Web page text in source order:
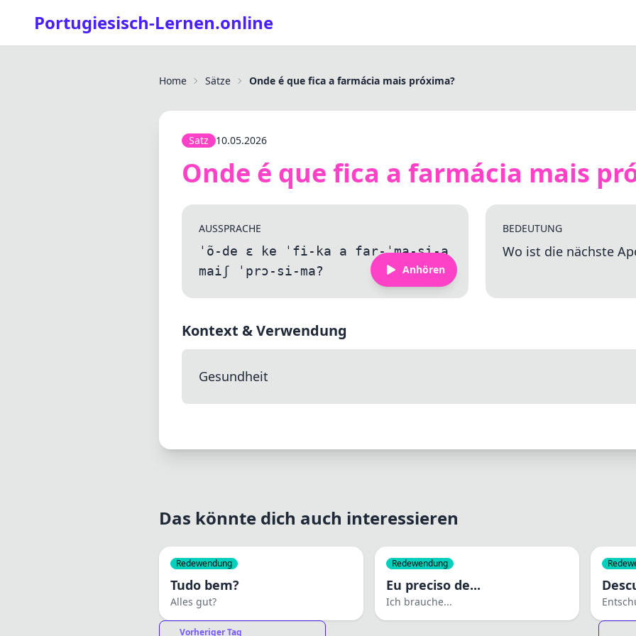
Portugiesisch-Lernen.online
Home Sätze Onde é que fica a farmácia mais próxima?
Satz 10.05.2026
Onde é que fica a farmácia mais
AUSSPRACHE
ˈõ-de ɛ ke ˈfi-ka a far-ˈma-si-a
maiʃ ˈprɔ-si-ma?
Anhören
BEDEUTUNG
Wo ist die nächste
Kontext & Verwendung
Gesundheit
Das könnte dich auch interessieren
Redewendung
Tudo bem?
Alles gut?
Redewendung
Eu preciso de...
Ich brauche...
Vorheriger Tag